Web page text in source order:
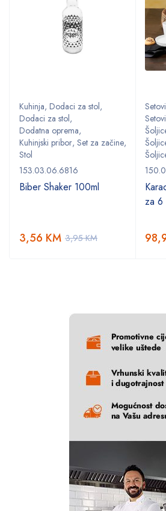
Kuhinja, Dodaci za stol,
Dodaci za stol,
Dodatna oprema,
Kuhinjski pribor, Set za začine,
Stol
153.03.06.6816
Biber Shaker 100ml
3,95KM
3,56 KM
za 6